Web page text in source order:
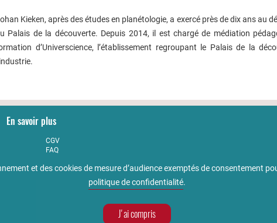
Kieken, après des études en planétologie, a exercé près de dix ans au
Palais de la découverte. Depuis 2014, il est chargé de médiation
d’Universcience, l’établissement regroupant le Palais de la
En savoir plus
CGV
FAQ
Qualité
Accessibilité : non conforme
et des cookies de mesure d’audience exemptés de consentement
politique de confidentialité.
J'ai compris